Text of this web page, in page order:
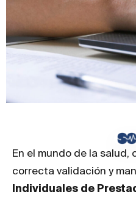
En el mundo de la
correcta validación y
Individuales de